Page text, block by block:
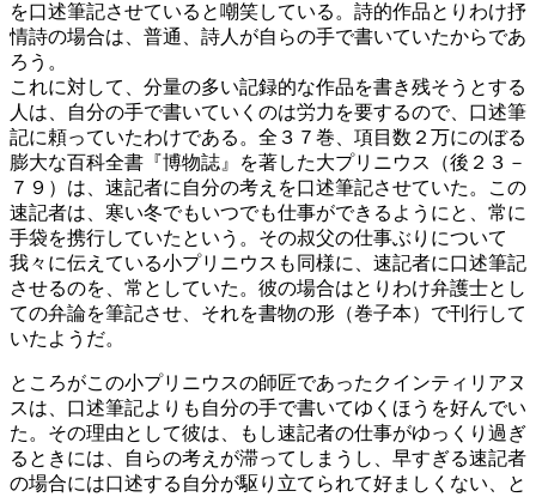
を口述筆記させていると嘲笑している。詩的作品とりわけ抒
情詩の場合は、普通、詩人が自らの手で書いていたからであ
ろう。
これに対して、分量の多い記録的な作品を書き残そうとする
人は、自分の手で書いていくのは労力を要するので、口述筆
記に頼っていたわけである。全３７巻、項目数２万にのぼる
膨大な百科全書『博物誌』を著した大プリニウス（後２３－
７９）は、速記者に自分の考えを口述筆記させていた。この
速記者は、寒い冬でもいつでも仕事ができるようにと、常に
手袋を携行していたという。その叔父の仕事ぶりについて
我々に伝えている小プリニウスも同様に、速記者に口述筆記
させるのを、常としていた。彼の場合はとりわけ弁護士とし
ての弁論を筆記させ、それを書物の形（巻子本）で刊行して
いたようだ。
ところがこの小プリニウスの師匠であったクインティリアヌ
スは、口述筆記よりも自分の手で書いてゆくほうを好んでい
た。その理由として彼は、もし速記者の仕事がゆっくり過ぎ
るときには、自らの考えが滞ってしまうし、早すぎる速記者
の場合には口述する自分が駆り立てられて好ましくない、と